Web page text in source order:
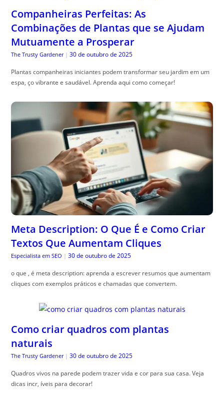
Companheiras Perfeitas: As
Combinações de Plantas que se Ajudam
Mutuamente a Prosperar
The Trusty Gardener | 30 de outubro de 2025
Plantas companheiras iniciantes podem transformar seu jardim em um
espa, ço vibrante e saudável. Aprenda aqui como começar!
Meta Description: O Que É e Como Criar
Textos Que Aumentam Cliques
Especialista em SEO | 30 de outubro de 2025
o que , é meta description: aprenda a escrever resumos que aumentam
cliques com exemplos práticos e chamadas que convertem.
Como criar quadros com plantas
naturais
The Trusty Gardener | 30 de outubro de 2025
Quadros vivos na parede podem trazer vida e cor para sua casa. Veja
dicas incr, íveis para decorar!